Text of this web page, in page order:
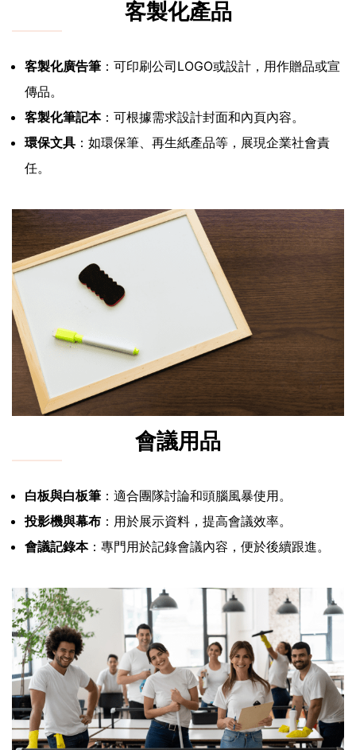
客製化產品
客製化廣告筆 ：可印刷公司LOGO或設計，用作贈品或宣
傳品。
客製化筆記本：可根據需求設計封面和內頁內容。
環保文具 ：如環保筆、再生紙產品等，展現企業社會責
任。
會議用品
白板與白板筆 ：適合團隊討論和頭腦風暴使用。
投影機與幕布 ：用於展示資料，提高會議效率。
會議記錄本：專門用於記錄會議內容，便於後續跟進。